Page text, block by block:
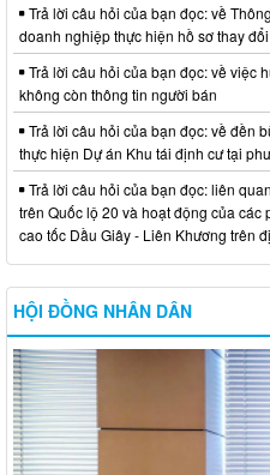
Trả lời câu hỏi của bạn đọc: về
doanh nghiệp thực hiện hồ sơ thay
Trả lời câu hỏi của bạn đọc: về việc
không còn thông tin người bán
Trả lời câu hỏi của bạn đọc: về đền
thực hiện Dự án Khu tái định cư tại
Trả lời câu hỏi của bạn đọc: liên
trên Quốc lộ 20 và hoạt động của
cao tốc Dầu Giây - Liên Khương trên
HỘI ĐỒNG NHÂN DÂN